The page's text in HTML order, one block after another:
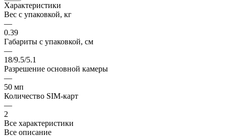
Характеристики
Вес с упаковкой, кг
—
0.39
Габариты с упаковкой, см
—
18/9.5/5.1
Разрешение основной камеры
—
50 мп
Количество SIM-карт
—
2
Все характеристики
Все описание